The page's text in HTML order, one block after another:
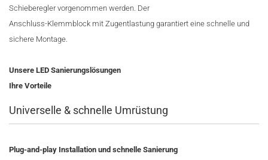
Schieberegler vorgenommen werden. Der
Anschluss-Klemmblock mit Zugentlastung garantiert eine schnelle und
sichere Montage.
Unsere LED Sanierungslösungen
Ihre Vorteile
Universelle & schnelle Umrüstung
Plug-and-play Installation und schnelle Sanierung